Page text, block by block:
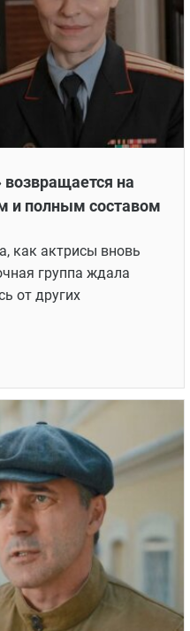
на
и полным составом
как актрисы вновь
группа ждала
от других